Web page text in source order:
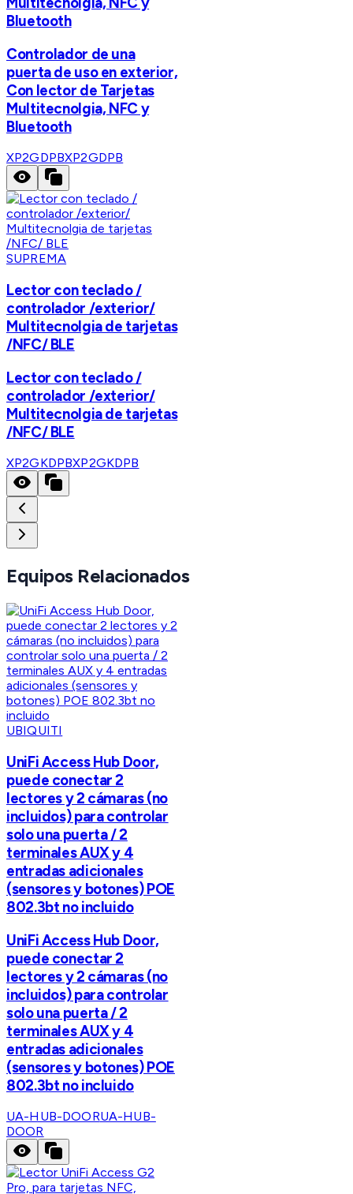
Bluetooth
Controlador de una
puerta de uso en exterior,
Con lector de Tarjetas
Multitecnolgia, NFC y
Bluetooth
XP2GDPBXP2GDPB
SUPREMA
Lector con teclado /
controlador /exterior/
Multitecnolgia de tarjetas
/NFC/ BLE
Lector con teclado /
controlador /exterior/
Multitecnolgia de tarjetas
/NFC/ BLE
XP2GKDPBXP2GKDPB
Equipos Relacionados
UBIQUITI
UniFi Access Hub Door,
puede conectar 2
lectores y 2 cámaras (no
incluidos) para controlar
solo una puerta / 2
terminales AUX y 4
entradas adicionales
(sensores y botones) POE
802.3bt no incluido
UniFi Access Hub Door,
puede conectar 2
lectores y 2 cámaras (no
incluidos) para controlar
solo una puerta / 2
terminales AUX y 4
entradas adicionales
(sensores y botones) POE
802.3bt no incluido
UA-HUB-DOORUA-HUB-
DOOR